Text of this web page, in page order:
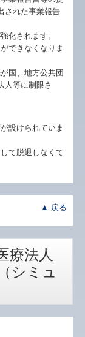
された事業報告
化されます。
できなくなりま
国、地方公共団
人等に制限さ
設けられていま
て脱退しなくて
▲ 戻る
療法人
シミュ